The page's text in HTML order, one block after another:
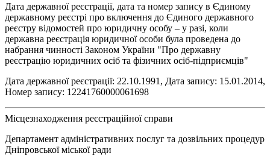
Дата державної реєстрації, дата та номер запису в Єдиному
державному реєстрі про включення до Єдиного державного
реєстру відомостей про юридичну особу – у разі, коли
державна реєстрація юридичної особи була проведена до
набрання чинності Законом України "Про державну
реєстрацію юридичних осіб та фізичних осіб-підприємців"
Дата державної реєстрації: 22.10.1991, Дата запису: 15.01.2014,
Номер запису: 12241760000061698
Місцезнаходження реєстраційної справи
Департамент адміністративних послуг та дозвільних процедур
Дніпровської міської ради